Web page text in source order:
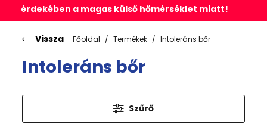
érdekében a magas külső hőmérséklet miatt!
Vissza Főoldal Termékek Intoleráns bőr
Intoleráns bőr
Szűrő